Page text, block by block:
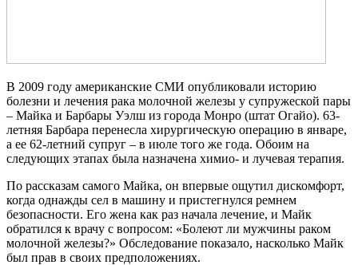
В 2009 году американские СМИ опубликовали историю
болезни и лечения рака молочной железы у супружеской пары
– Майка и Барбары Уэлш из города Монро (штат Огайо). 63-
летняя Барбара перенесла хирургическую операцию в январе,
а ее 62-летний супруг – в июле того же года. Обоим на
следующих этапах была назначена химио- и лучевая терапия.
По рассказам самого Майка, он впервые ощутил дискомфорт,
когда однажды сел в машину и пристегнулся ремнем
безопасности. Его жена как раз начала лечение, и Майк
обратился к врачу с вопросом: «Болеют ли мужчины раком
молочной железы?» Обследование показало, насколько Майк
был прав в своих предположениях.